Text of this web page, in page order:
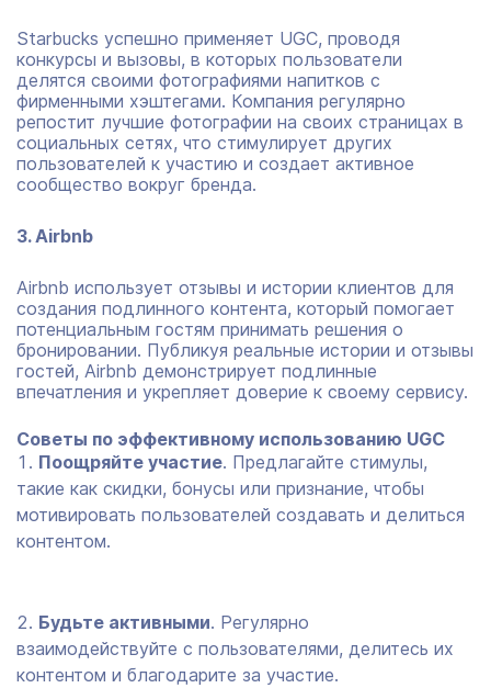
Starbucks успешно применяет UGC, проводя
конкурсы и вызовы, в которых пользователи
делятся своими фотографиями напитков с
фирменными хэштегами. Компания регулярно
репостит лучшие фотографии на своих страницах в
социальных сетях, что стимулирует других
пользователей к участию и создает активное
сообщество вокруг бренда.
3. Airbnb
Airbnb использует отзывы и истории клиентов для
создания подлинного контента, который помогает
потенциальным гостям принимать решения о
бронировании. Публикуя реальные истории и отзывы
гостей, Airbnb демонстрирует подлинные
впечатления и укрепляет доверие к своему сервису.
Советы по эффективному использованию UGC
Поощряйте участие. Предлагайте стимулы,
такие как скидки, бонусы или признание, чтобы
мотивировать пользователей создавать и делиться
контентом.
Будьте активными. Регулярно
взаимодействуйте с пользователями, делитесь их
контентом и благодарите за участие.